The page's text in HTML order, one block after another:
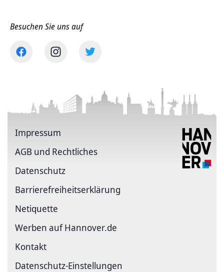
Besuchen Sie uns auf
Impressum
AGB und Rechtliches
Datenschutz
Barriere­freiheits­erklärung
Netiquette
Werben auf Hannover.de
Kontakt
Datenschutz-Einstellungen